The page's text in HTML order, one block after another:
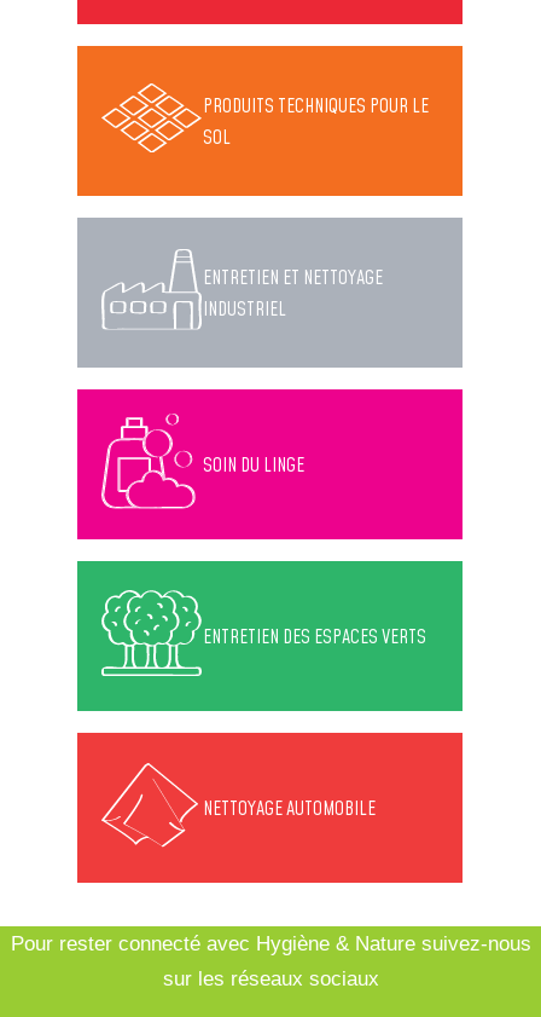
PRODUITS TECHNIQUES POUR LE
SOL
ENTRETIEN ET NETTOYAGE
INDUSTRIEL
SOIN DU LINGE
ENTRETIEN DES ESPACES VERTS
NETTOYAGE AUTOMOBILE
Pour rester connecté avec Hygiène & Nature suivez-nous
sur les réseaux sociaux